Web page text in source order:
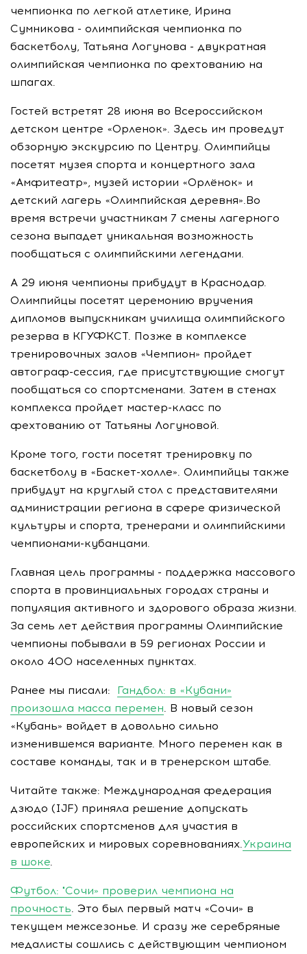
чемпионка по легкой атлетике, Ирина
Сумникова - олимпийская чемпионка по
баскетболу, Татьяна Логунова - двукратная
олимпийская чемпионка по фехтованию на
шпагах.
Гостей встретят 28 июня во Всероссийском
детском центре «Орленок». Здесь им проведут
обзорную экскурсию по Центру. Олимпийцы
посетят музея спорта и концертного зала
«Амфитеатр», музей истории «Орлёнок» и
детский лагерь «Олимпийская деревня».Во
время встречи участникам 7 смены лагерного
сезона выпадет уникальная возможность
пообщаться с олимпийскими легендами.
А 29 июня чемпионы прибудут в Краснодар.
Олимпийцы посетят церемонию вручения
дипломов выпускникам училища олимпийского
резерва в КГУФКСТ. Позже в комплексе
тренировочных залов «Чемпион» пройдет
автограф-сессия, где присутствующие смогут
пообщаться со спортсменами. Затем в стенах
комплекса пройдет мастер-класс по
фехтованию от Татьяны Логуновой.
Кроме того, гости посетят тренировку по
баскетболу в «Баскет-холле». Олимпийцы также
прибудут на круглый стол с представителями
администрации региона в сфере физической
культуры и спорта, тренерами и олимпийскими
чемпионами-кубанцами.
Главная цель программы - поддержка массового
спорта в провинциальных городах страны и
популяция активного и здорового образа жизни.
За семь лет действия программы Олимпийские
чемпионы побывали в 59 регионах России и
около 400 населенных пунктах.
Ранее мы писали: Гандбол: в «Кубани»
произошла масса перемен. В новый сезон
«Кубань» войдет в довольно сильно
изменившемся варианте. Много перемен как в
составе команды, так и в тренерском штабе.
Читайте также: Международная федерация
дзюдо (IJF) приняла решение допускать
российских спортсменов для участия в
европейских и мировых соревнованиях.Украина
в шоке.
Футбол: "Сочи» проверил чемпиона на
прочность. Это был первый матч «Сочи» в
текущем межсезонье. И сразу же серебряные
медалисты сошлись с действующим чемпионом